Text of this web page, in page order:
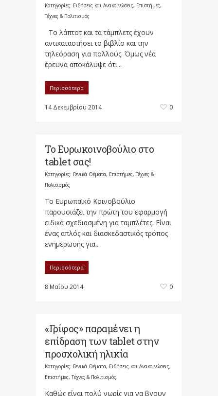
Κατηγορίες: Ειδήσεις και Ανακοινώσεις, Επιστήμες,
Τέχνες & Πολιτισμός
Το λάπτοτ και τα τάμπλετς έχουν
αντικαταστήσει το βιβλίο και την
τηλεόραση για πολλούς. Όμως νέα
έρευνα αποκάλυψε ότι...
Περισσότερα
14 Δεκεμβρίου 2014 0
Το Ευρωκοινοβούλιο στo
tablet σας!
Κατηγορίες: Γενικά Θέματα, Επιστήμες, Τέχνες &
Πολιτισμός
Το Ευρωπαϊκό Κοινοβούλιο
παρουσιάζει την πρώτη του εφαρμογή
ειδικά σχεδιασμένη για ταμπλέτες. Είναι
ένας απλός και διασκεδαστικός τρόπος
ενημέρωσης για...
Περισσότερα
8 Μαΐου 2014 0
«Γρίφος» παραμένει η
επίδραση των tablet στην
προσχολική ηλικία
Κατηγορίες: Γενικά Θέματα, Ειδήσεις και Ανακοινώσεις,
Επιστήμες, Τέχνες & Πολιτισμός
Καθώς είναι πολύ νωρίς για να βγουν